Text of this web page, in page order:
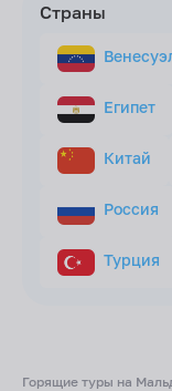
Страны
Египет
Китай
Россия
Турция
Горящие туры на